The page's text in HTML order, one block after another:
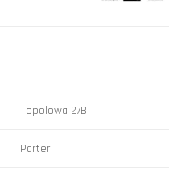
Topolowa 27B
Parter